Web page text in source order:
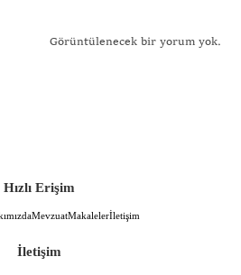
Görüntülenecek bir yorum yok.
Hızlı Erişim
MevzuatMakalelerİletişim
İletişim